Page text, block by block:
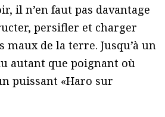
il n’en faut pas davantage
persifler et charger
maux de la terre. Jusqu’à un
autant que poignant où
puissant «Haro sur